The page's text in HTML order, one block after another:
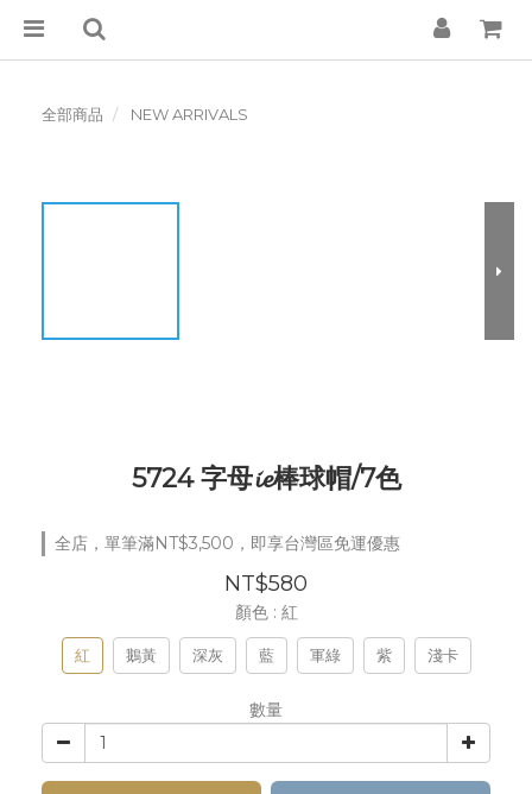
全部商品 NEW ARRIVALS
5724 字母𝓲𝓮棒球帽/7色
全店，單筆滿NT$3,500，即享台灣區免運優惠
NT$580
顏色 : 紅
紅 鵝黃 深灰 藍 軍綠 紫 淺卡
數量